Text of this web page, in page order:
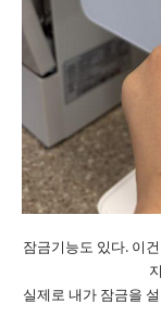
잠금기능도 있다. 이
실제로 내가 잠금을